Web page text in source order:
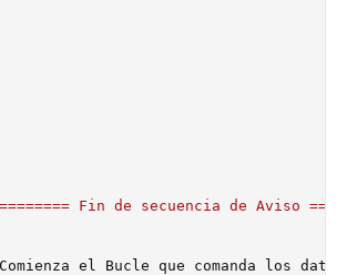
Fin de secuencia de Aviso
el Bucle que comanda los